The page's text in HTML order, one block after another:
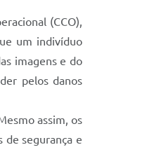
(CCO),
um indivíduo
imagens e do
pelos danos
assim, os
de segurança e